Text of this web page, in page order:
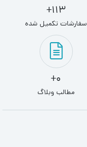
113+
سفارشات تکمیل شده
0+
مطالب وبلاگ